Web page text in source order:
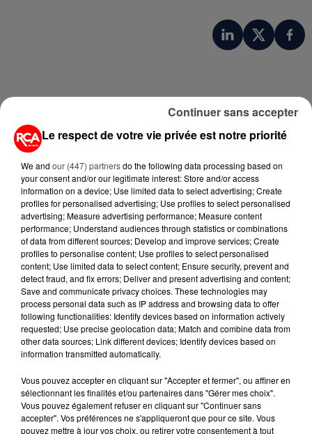
A LIRE AUSSI...
7 août 2026
PETIT-DÉJEUNER : EST-IL
VRAIMENT OBLIGATOIRE DE
MANGER LE MATIN ?
7 août 2026
WEEK-END ROUGE SUR LES
ROUTES : LE GRAND OUEST SE
PRÉPARE À UN...
MÉGOTS ET FEUX DE FORÊT : LES
INDUSTRIELS DU TABAC BIENTÔT
TAXÉS...
Le respect de votre vie privée est notre priorité
We and our (447) partnersdo the following data processing based on
your consent and/or our legitimate interest: Store and/or access
information on a device; Use limited data to select advertising; Create
profiles for personalised advertising; Use profiles to select personalised
advertising; Measure advertising performance; Measure content
performance; Understand audiences through statistics or combinations
of data from different sources; Develop and improve services; Create
profiles to personalise content; Use profiles to select personalised
content; Use limited data to select content; Ensure security, prevent and
detect fraud, and fix errors; Deliver and present advertising and content;
Save and communicate privacy choices. These technologies may
process personal data such as IP address and browsing data to offer
following functionalities: Identify devices based on information actively
requested; Use precise geolocation data; Match and combine data from
other data sources; Link different devices; Identify devices based on
information transmitted automatically.
Vous pouvez accepter en cliquant sur "Accepter et fermer", ou affiner en
sélectionnant les finalités et/ou partenaires dans "Gérer mes choix".
Vous pouvez également refuser en cliquant sur "Continuer sans
accepter". Vos préférences ne s'appliqueront que pour ce site. Vous
pouvez mettre à jour vos choix, ou retirer votre consentement à tout
Continuer sans accepter